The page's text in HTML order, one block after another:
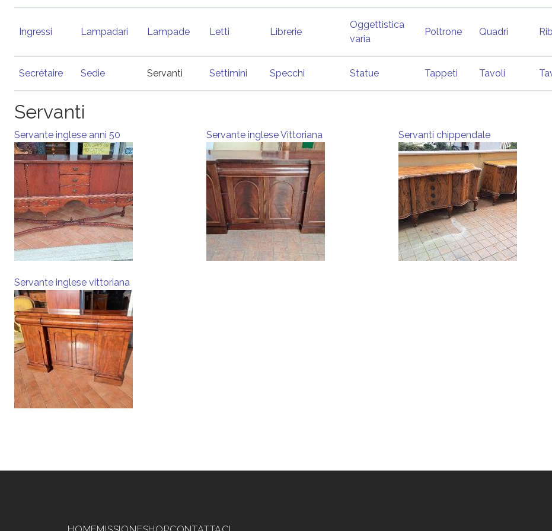
Ingressi Lampadari Lampade Letti Librerie
Oggettistica
varia
Poltrone Quadri
Secrétaire Sedie Servanti Settimini Specchi Statue Tappeti Tavoli
Servanti
Servante inglese anni 50 Servante inglese Vittoriana Servanti chippendale
Servante inglese vittoriana
Navigazione principale